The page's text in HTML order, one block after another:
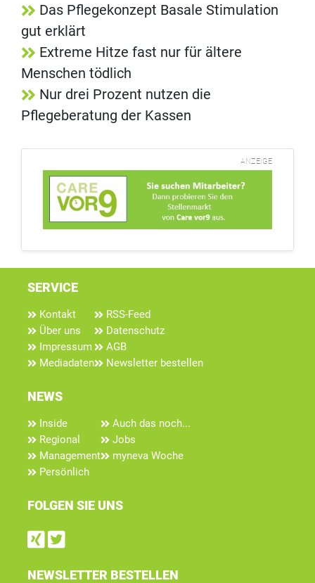
Das Pflegekonzept Basale Stimulation
gut erklärt
Extreme Hitze fast nur für ältere
Menschen tödlich
Nur drei Prozent nutzen die
Pflegeberatung der Kassen
ANZEIGE
SERVICE
Kontakt
Über uns
Impressum
Mediadaten
RSS-Feed
Datenschutz
AGB
Newsletter bestellen
NEWS
Inside
Regional
Management
Persönlich
Auch das noch...
Jobs
myneva Woche
FOLGEN SIE UNS
Find us on Xing
Follow us on Twitter
NEWSLETTER BESTELLEN